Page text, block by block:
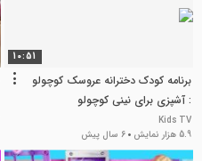
10:51
برنامه کودک دخترانه عروسک کوچولو
: آشپزی برای نینی کوچولو
Kids TV
5.9 هزار نمایش
6 سال پیش